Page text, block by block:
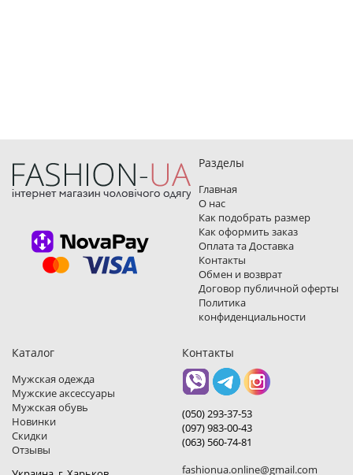
Разделы
Главная
О нас
Как подобрать размер
Как оформить заказ
Оплата та Доставка
Контакты
Обмен и возврат
Договор публичной оферты
Политика
конфиденциальности
Каталог
Мужская одежда
Мужские аксессуары
Мужская обувь
Новинки
Скидки
Отзывы
Контакты
(050) 293-37-53
(097) 983-00-43
(063) 560-74-81
fashionua.online@gmail.com